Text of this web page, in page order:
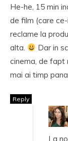
He-he, 15 min
de film (care
reclame la
alta.
Dar in
cinema, de fapt
mai ai timp
Reply
La